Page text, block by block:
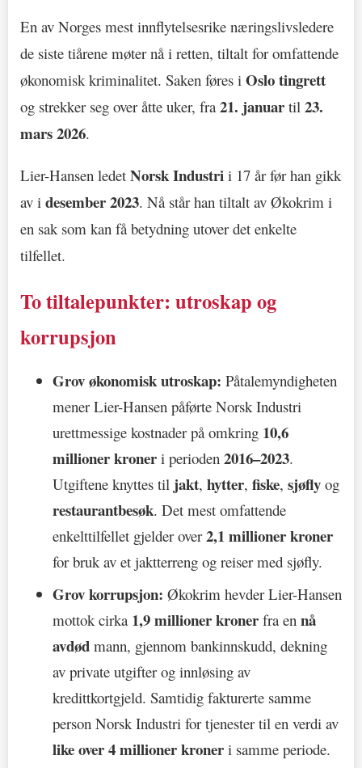
En av Norges mest innflytelsesrike næringslivsledere
de siste tiårene møter nå i retten, tiltalt for omfattende
økonomisk kriminalitet. Saken føres i Oslo tingrett
og strekker seg over åtte uker, fra21. januar til 23.
mars 2026.
Lier-Hansen ledet Norsk Industri i 17 år før han gikk
av i desember 2023. Nå står han tiltalt av Økokrim i
en sak som kan få betydning utover det enkelte
tilfellet.
To tiltalepunkter: utroskap og
korrupsjon
Grov økonomisk utroskap: Påtalemyndigheten
mener Lier-Hansen påførte Norsk Industri
urettmessige kostnader på omkring 10,6
millioner kroner i perioden 2016–2023.
Utgiftene knyttes til jakt, hytter, fiske, sjøfly og
restaurantbesøk. Det mest omfattende
enkelttilfellet gjelder over2,1 millioner kroner
for bruk av et jaktterreng og reiser med sjøfly.
Grov korrupsjon: Økokrim hevder Lier-Hansen
mottok cirka 1,9 millioner kroner fra en nå
avdød mann, gjennom bankinnskudd, dekning
av private utgifter og innløsing av
kredittkortgjeld. Samtidig fakturerte samme
person Norsk Industri for tjenester til en verdi av
like over 4 millioner kroner i samme periode.